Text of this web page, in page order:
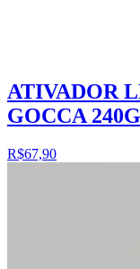
ATIVADOR
GOCCA 240G
R$67,90